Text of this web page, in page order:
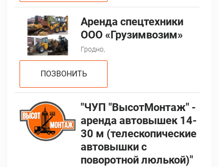
Аренда спецтехники
ООО «Грузимвозим»
Гродно,
ПОЗВОНИТЬ
"ЧУП "ВысотМонтаж" -
аренда автовышек 14-
30 м (телескопические
автовышки с
поворотной люлькой)"